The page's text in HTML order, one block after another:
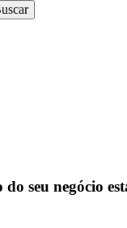
do seu negócio